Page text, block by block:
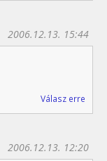
2006.12.13. 15:44
Válasz erre
2006.12.13. 12:20